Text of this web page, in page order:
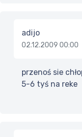
adijo
02.12.2009 00:00
przenoś sie
5-6 tyś na reke